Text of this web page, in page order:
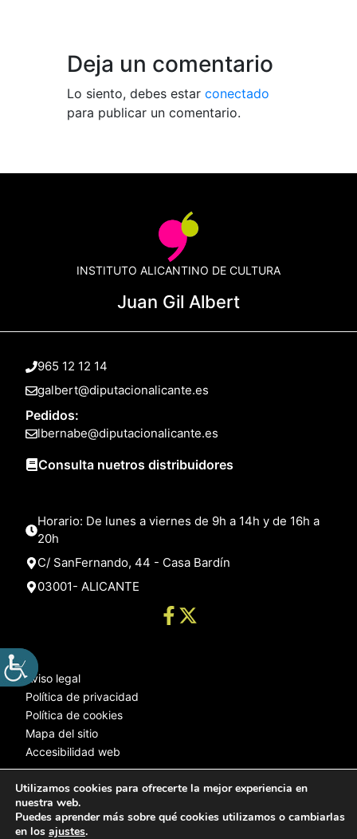
Deja un comentario
Lo siento, debes estar conectado
para publicar un comentario.
INSTITUTO ALICANTINO DE CULTURA
Juan Gil Albert
965 12 12 14
galbert@diputacionalicante.es
Pedidos:
lbernabe@diputacionalicante.es
Consulta nuetros distribuidores
Horario: De lunes a viernes de 9h a 14h y de 16h a
20h
C/ SanFernando, 44 - Casa Bardín
03001- ALICANTE
Aviso legal
Política de privacidad
Política de cookies
Mapa del sitio
Accesibilidad web
© 2025 Web desarrollada por el Servicio de Informática de Diputación
Utilizamos cookies para ofrecerte la mejor experiencia en
nuestra web.
Puedes aprender más sobre qué cookies utilizamos o cambiarlas
en los ajustes.